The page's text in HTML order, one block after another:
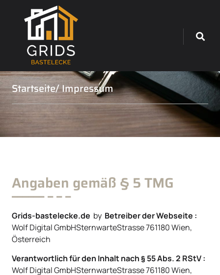
Startseite/ Impressum
Angaben gemäß § 5 TMG
Grids-bastelecke.de by Betreiber der Webseite :
Wolf Digital GmbHSternwarteStrasse 761180 Wien,
Österreich
Verantwortlich für den Inhalt nach § 55 Abs. 2 RStV :
Wolf Digital GmbHSternwarteStrasse 761180 Wien,